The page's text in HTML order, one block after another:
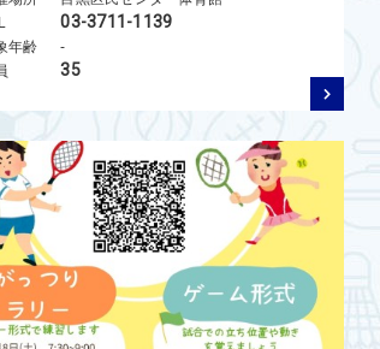
03-3711-1139
年齢
-
35